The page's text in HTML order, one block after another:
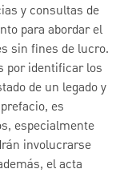
y consultas de
para abordar el
sin fines de lucro.
por identificar los
de un legado y
es
especialmente
involucrarse
el acta